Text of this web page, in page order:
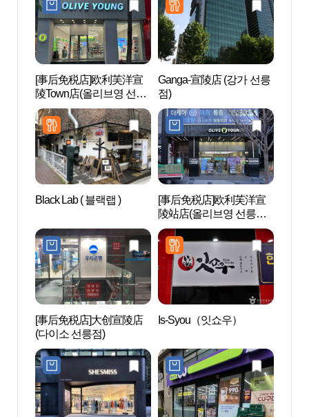
[事后免税店]欧利芙洋宣
陵Town店(올리브영 선릉
타운점)
Ganga-宣陵店 (강가 선릉
점)
Black Lab ( 블랙랩 )
[事后免税店]欧利芙洋宣
陵站店(올리브영 선릉역
점)
[事后免税店]大创宣陵店
(다이소 선릉점)
Is-Syou（잇쇼우）